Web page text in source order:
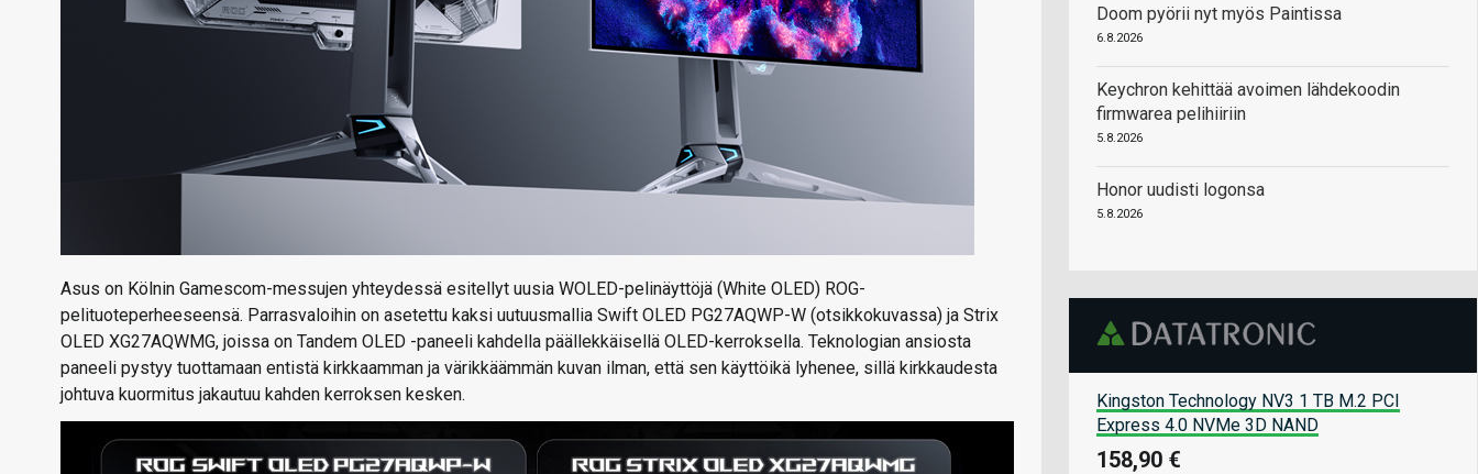
Asus on Kölnin Gamescom-messujen yhteydessä esitellyt uusia WOLED-pelinäyttöjä (White OLED) ROG-
pelituoteperheeseensä. Parrasvaloihin on asetettu kaksi uutuusmallia Swift OLED PG27AQWP-W (otsikkokuvassa) ja Strix
OLED XG27AQWMG, joissa on Tandem OLED -paneeli kahdella päällekkäisellä OLED-kerroksella. Teknologian ansiosta
paneeli pystyy tuottamaan entistä kirkkaamman ja värikkäämmän kuvan ilman, että sen käyttöikä lyhenee, sillä kirkkaudesta
johtuva kuormitus jakautuu kahden kerroksen kesken.
Doom pyörii nyt myös Paintissa
6.8.2026
Keychron kehittää avoimen lähdekoodin
firmwarea pelihiiriin
5.8.2026
Honor uudisti logonsa
5.8.2026
Kingston Technology NV3 1 TB M.2 PCI
Express 4.0 NVMe 3D NAND
158,90 €